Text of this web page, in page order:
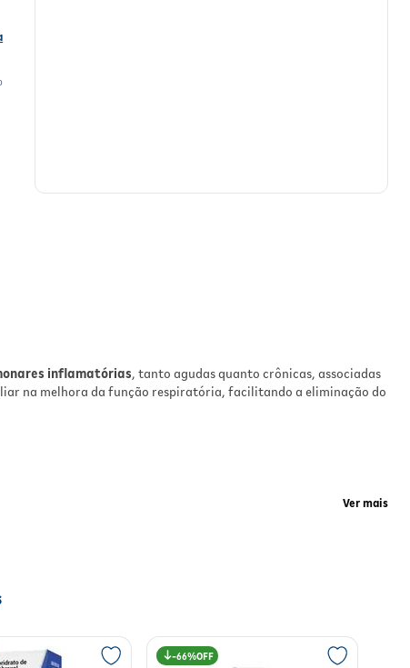
a
inflamatórias, tanto agudas quanto crônicas, associadas
na melhora da função respiratória, facilitando a eliminação do
de bem-estar durante o tratamento.
Ver mais
66%